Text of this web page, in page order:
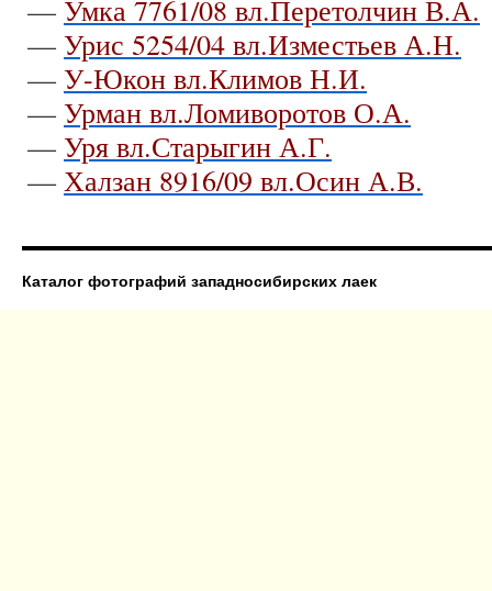
— Умка 7761/08 вл.Перетолчин В.А.
— Урис 5254/04 вл.Изместьев А.Н.
— У-Юкон вл.Климов Н.И.
— Урман вл.Ломиворотов О.А.
— Уря вл.Старыгин А.Г.
— Халзан 8916/09 вл.Осин А.В.
Каталог фотографий западносибирских лаек